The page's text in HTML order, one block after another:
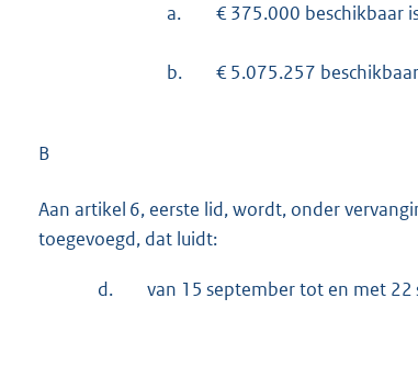
a. € 375.000 beschikbaar
b. € 5.075.257
B
Aan artikel 6, eerste lid, wordt, onder
toegevoegd, dat luidt:
d. van 15 september tot en met